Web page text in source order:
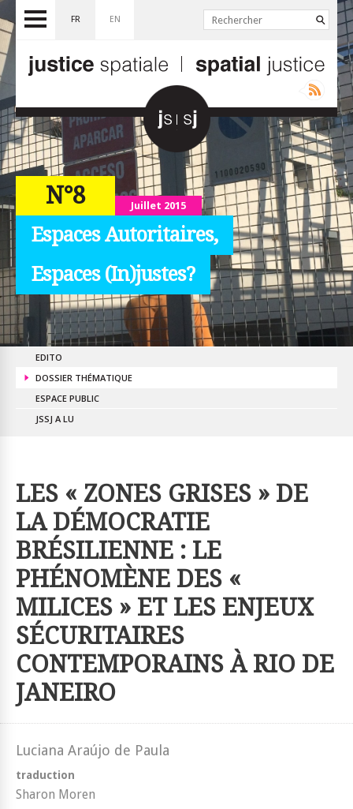
FR EN
Juillet 2015
N°8
Espaces Autoritaires,
Espaces (In)justes?
EDITO
DOSSIER THÉMATIQUE
ESPACE PUBLIC
JSSJ A LU
LES « ZONES GRISES » DE
LA DÉMOCRATIE
BRÉSILIENNE : LE
PHÉNOMÈNE DES «
MILICES » ET LES ENJEUX
SÉCURITAIRES
CONTEMPORAINS À RIO DE
JANEIRO
Luciana Araújo de Paula
traduction
Sharon Moren